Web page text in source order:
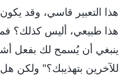
هذا التعبير قاسي، وقد
هذا طبيعي، أليس كذلك؟
ينبغي أن يُسمح لك بفعل
للآخرين بتهذيبك؟" ولكن